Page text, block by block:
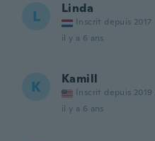
L Linda
Inscrit depuis 2017
il y a 6 ans
K Kamill
Inscrit depuis 2019
il y a 6 ans